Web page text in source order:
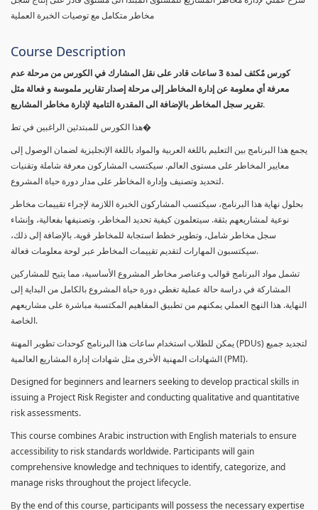
مخاطر متكامل مع توصيات الخبرة العملية
Course Description
كورس مٌكثف لمدة 3 ساعات قادر على نقل المشارك في الكورس من مرحلة عدم
معرفة أي معلومة عن إدارة المخاطر إلى مرحلة إصدار تقارير ملموسة و فعالة مثل
تقرير سجل المخاطر بالإضافة الى المقدرة التامية لإدارة مخاطر المشاريع.
هذا الكورس للمبتدئين الراغبين في تط�
يجمع هذا البرنامج بين التعليم باللغة العربية والمواد باللغة الإنجليزية لضمان الوصول إلى
معايير المخاطر على مستوى العالم. سيكتسب المشاركون معرفة شاملة وتقنيات
لتحديد وتصنيف وإدارة المخاطر على مدار دورة حياة المشروع.
بحلول نهاية هذا البرنامج، سيكتسب المشاركون الخبرة اللازمة لإجراء تقييمات مخاطر
نوعية لمشاريعهم بثقة. سيتعلمون كيفية تحديد المخاطر، وتصنيفها بفعالية، وإنشاء
سجل مخاطر شامل، وتطوير خطط استجابة للمخاطر قوية. بالإضافة إلى ذلك،
سيكتسبون المهارات لتقديم تقييمات المخاطر عبر لوحة معلومات فعالة.
تشمل مواد البرنامج قوالب وعناصر مخاطر المشروع الأساسية، مما يتيح للمشاركين
المشاركة في دراسة حالة عملية تغطي دورة حياة المشروع بالكامل من البداية إلى
النهاية. هذا النهج العملي يمكنهم من تطبيق المفاهيم المكتسبة مباشرة على مشاريعهم
الخاصة.
يمكن للطلاب استخدام ساعات هذا البرنامج كوحدات تطوير المهنة (PDUs) لتجديد جميع
الشهادات المهنية الأخرى مثل شهادات إدارة المشاريع العالمية (PMI).
Designed for beginners and learners seeking to develop practical skills in
issuing a Project Risk Register and conducting qualitative and quantitative
risk assessments.
This course combines Arabic instruction with English materials to ensure
accessibility to risk standards worldwide. Participants will gain
comprehensive knowledge and techniques to identify, categorize, and
manage risks throughout the project lifecycle.
By the end of this course, participants will possess the necessary expertise